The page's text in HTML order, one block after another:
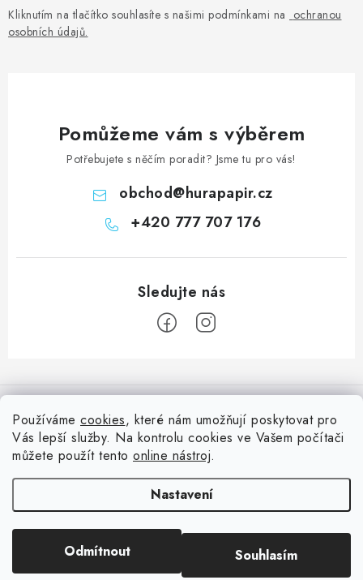
Používáme cookies, které nám umožňují poskytovat pro
Vás lepší služby. Na kontrolu cookies ve Vašem počítači
můžete použít tento online nástroj.
Nastavení
Odmítnout Souhlasím
Kliknutím na tlačítko souhlasíte s našimi podmínkami na ochranou
osobních údajů.
Pomůžeme vám s výběrem
Potřebujete s něčím poradit? Jsme tu pro vás!
obchod@hurapapir.cz
+420 777 707 176
á
Doprava
Oblíbené ♥️
Hodnocení obchodu
Nepřehlédněte
Blog s nápady a návody
Slovník pojmů, české návody
Reklamace a vrácení zboží
Vytvořil Shoptet
. Všechna práva vyhrazena.Upravit nastavení